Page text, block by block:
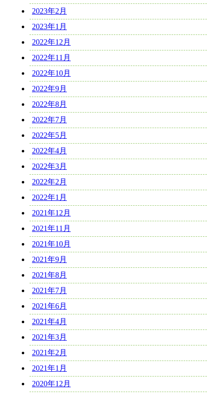
2023年2月
2023年1月
2022年12月
2022年11月
2022年10月
2022年9月
2022年8月
2022年7月
2022年5月
2022年4月
2022年3月
2022年2月
2022年1月
2021年12月
2021年11月
2021年10月
2021年9月
2021年8月
2021年7月
2021年6月
2021年4月
2021年3月
2021年2月
2021年1月
2020年12月